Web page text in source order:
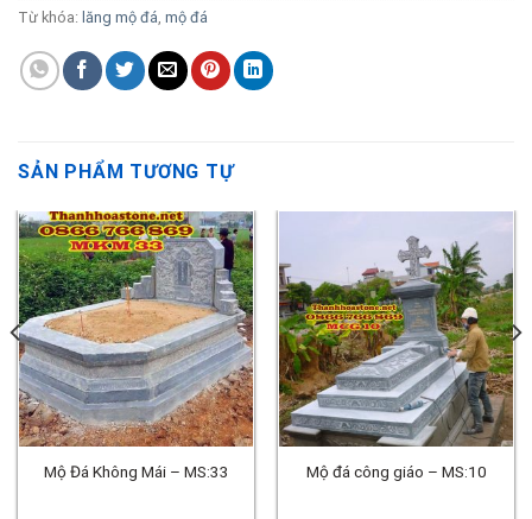
Từ khóa: lăng mộ đá, mộ đá
SẢN PHẨM TƯƠNG TỰ
Mộ Đá Không Mái – MS:33 Mộ đá công giáo – MS:10